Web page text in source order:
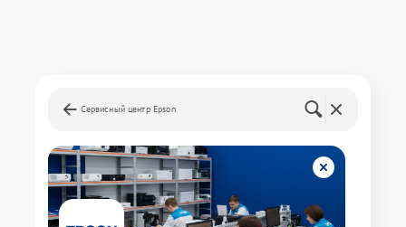
Сервисный центр Epson